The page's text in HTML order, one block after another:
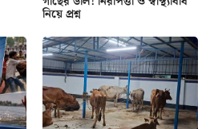
নিয়ে প্রশ্ন